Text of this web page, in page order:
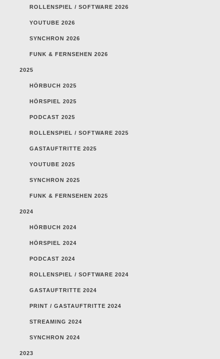
ROLLENSPIEL / SOFTWARE 2026
YOUTUBE 2026
SYNCHRON 2026
FUNK & FERNSEHEN 2026
2025
HÖRBUCH 2025
HÖRSPIEL 2025
PODCAST 2025
ROLLENSPIEL / SOFTWARE 2025
GASTAUFTRITTE 2025
YOUTUBE 2025
SYNCHRON 2025
FUNK & FERNSEHEN 2025
2024
HÖRBUCH 2024
HÖRSPIEL 2024
PODCAST 2024
ROLLENSPIEL / SOFTWARE 2024
GASTAUFTRITTE 2024
PRINT / GASTAUFTRITTE 2024
STREAMING 2024
SYNCHRON 2024
2023